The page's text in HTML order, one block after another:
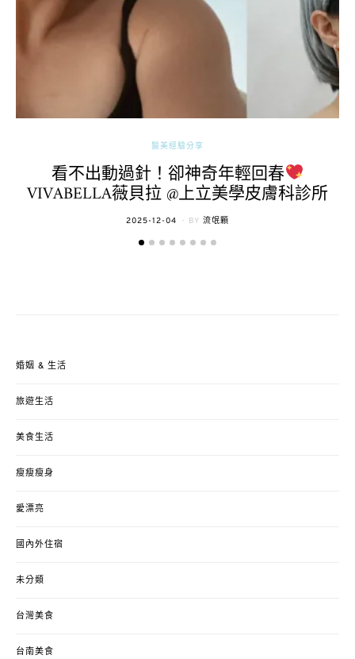
醫美經驗分享
看不出動過針！卻神奇年輕回春
VIVABELLA薇貝拉 @上立美學皮膚科診所
POSTED
2025-12-04 BY 流氓顆
婚姻 & 生活
旅遊生活
美食生活
瘦瘦瘦身
愛漂亮
國內外住宿
未分類
台灣美食
台南美食